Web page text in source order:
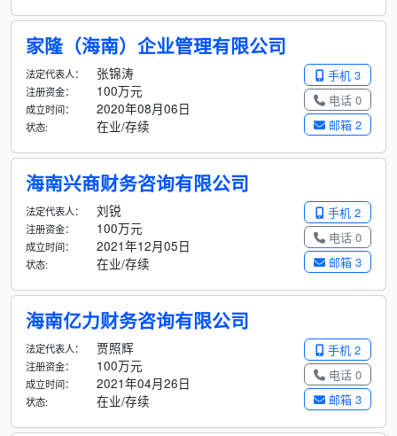
家隆（海南）企业管理有限公司
手机 3
电话 0
邮箱 2
法定代表人： 张锦涛
注册资金： 100万元
成立时间： 2020年08月06日
状态: 在业/存续
海南兴商财务咨询有限公司
手机 2
电话 0
邮箱 3
法定代表人： 刘锐
注册资金： 100万元
成立时间： 2021年12月05日
状态: 在业/存续
海南亿力财务咨询有限公司
手机 2
电话 0
邮箱 3
法定代表人： 贾照辉
注册资金： 100万元
成立时间： 2021年04月26日
状态: 在业/存续